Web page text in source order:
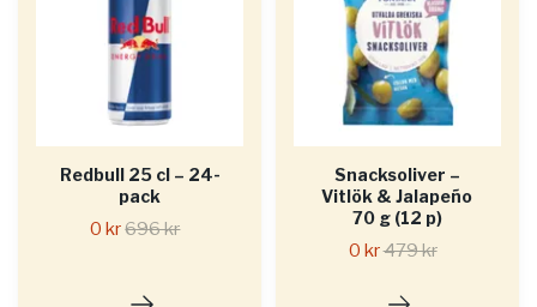
Redbull 25 cl – 24-
pack
0 kr696 kr
Snacksoliver –
Vitlök & Jalapeño
70 g (12 p)
0 kr479 kr